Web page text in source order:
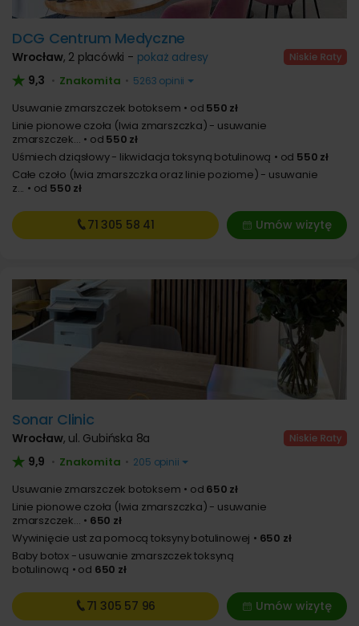
DCG Centrum Medyczne
Wrocław, 2 placówki - pokaż adresy
9,3 • Znakomita • 5263 opinii
Usuwanie zmarszczek botoksem od 550 zł
Linie pionowe czoła (lwia zmarszczka) - usuwanie
zmarszczek...
od 550 zł
Uśmiech dziąsłowy - likwidacja toksyną botulinową
od 550 zł
Całe czoło (lwia zmarszczka oraz linie poziome) - usuwanie
z...
od 550 zł
Umów wizytę
71 305 58 41
Sonar Clinic
Wrocław, ul. Gubińska 8a
9,9 • Znakomita • 205 opinii
Usuwanie zmarszczek botoksem od 650 zł
Linie pionowe czoła (lwia zmarszczka) - usuwanie
zmarszczek...
650 zł
Wywinięcie ust za pomocą toksyny botulinowej
650 zł
Baby botox - usuwanie zmarszczek toksyną
botulinową
od 650 zł
Umów wizytę
71 305 57 96